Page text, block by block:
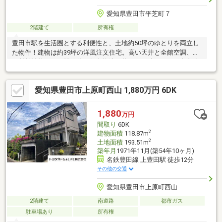
愛知県豊田市平芝町７
2階建て 所有権
豊田市駅を生活圏とする利便性と、土地約50坪のゆとりを両立し
た物件！建物は約39坪の洋風注文住宅。高い天井と全館空調、高
態が良好で初期改装負担が少なく済む点も魅力。お庭には柵付き
ドッグラン（人工芝）を備え、愛犬とのびのび暮らせる代替の少
ない邸宅です。ライフインフォメーション・フェルナ陣中店 約
990ｍ・セブンイレブン豊田平芝町店 約390ｍ・ドラッグスギヤ
マ陣中店 約670ｍ・クロスモール豊田陣中 約740ｍ・拳母小学
校 約480ｍ・宗化館中学校 約950ｍ
愛知県豊田市上原町西山 1,880万円 6DK
1,880万円
間取り 6DK
建物面積118.87m2
土地面積193.51m2
築年月 1971年11月(築54年10ヶ月)
名鉄豊田線 上豊田駅 徒歩12分
その他の交通
愛知県豊田市上原町西山
2階建て 南道路
都市ガス
駐車場あり
所有権